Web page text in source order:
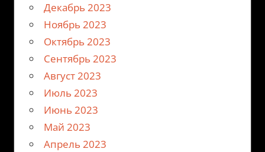
Декабрь 2023
Ноябрь 2023
Октябрь 2023
Сентябрь 2023
Август 2023
Июль 2023
Июнь 2023
Май 2023
Апрель 2023